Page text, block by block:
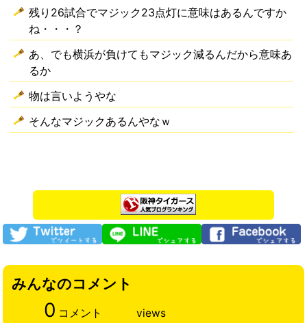
残り26試合でマジック23点灯に意味はあるんですか
ね・・・？
あ、でも横浜が負けてもマジック減るんだから意味あ
るか
物は言いようやな
そんなマジックあるんやなｗ
みんなのコメント
0 コメント views